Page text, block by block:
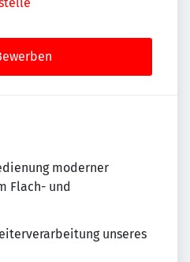
moderner
Flach- und
unseres